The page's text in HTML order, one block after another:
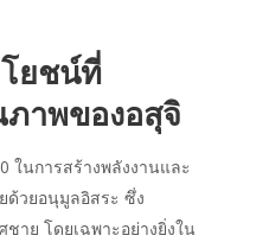
ยชน์ที่
าพของอสุจิ
ในการสร้างพลังงานและ
ด้วยอนุมูลอิสระ ซึ่ง
าย โดยเฉพาะอย่างยิ่งใน